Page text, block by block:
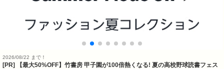
2026/08/22 まで！
[PR] 【最大50%OFF】竹書房 甲子園が100倍熱くなる! 夏の高校野球読書フェス